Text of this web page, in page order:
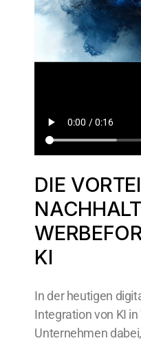
DIE
KI
In der heutigen
Integration von KI
Unternehmen